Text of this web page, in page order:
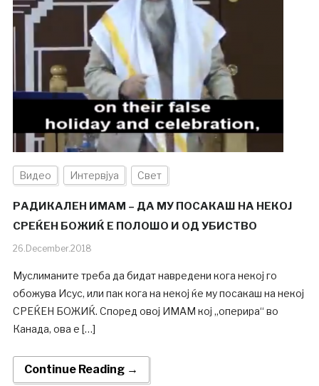
Видео Интервјуа Свет
РАДИКАЛЕН ИМАМ – ДА МУ ПОСАКАШ НА НЕКОЈ
СРЕЌЕН БОЖИЌ Е ПОЛОШО И ОД УБИСТВО
26.December.2018
Муслиманите треба да бидат навредени кога некој го
обожува Исус, или пак кога на некој ќе му посакаш на некој
СРЕЌЕН БОЖИЌ. Според овој ИМАМ кој „оперира“ во
Канада, ова е […]
Continue Reading →